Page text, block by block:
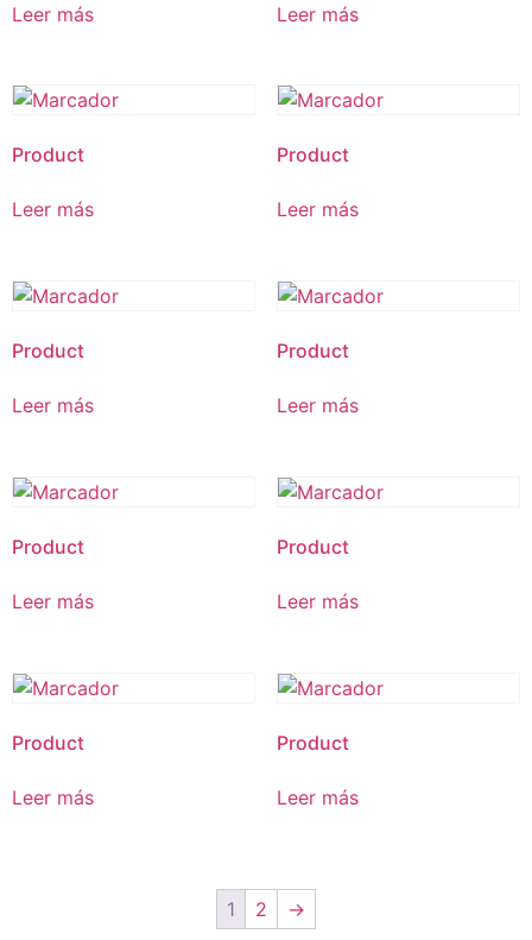
Leer más Leer más
Product
Leer más
Product
Leer más
Product
Leer más
Product
Leer más
Product
Leer más
Product
Leer más
Product
Leer más
Product
Leer más
1 2 →